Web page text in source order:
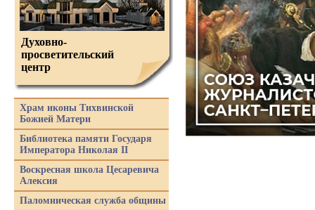
Духовно-
просветительский
центр
Храм иконы Тихвинской
Божией Матери
Библиотека памяти Государя
Императора Николая II
Воскресная школа Цесаревича
Алексия
Паломническая служба общины